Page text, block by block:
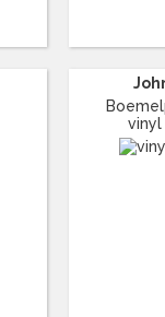
vinyl